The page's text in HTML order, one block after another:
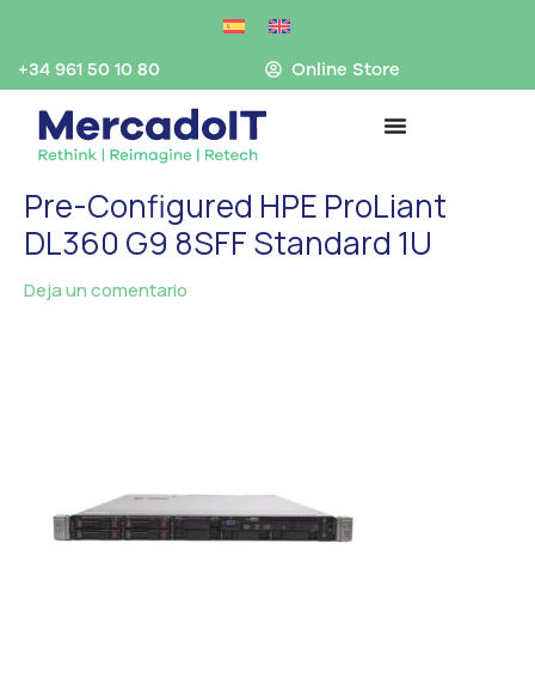
contenido
+34 961 50 10 80 Online Store
Pre-Configured HPE ProLiant
DL360 G9 8SFF Standard 1U
Deja un comentario